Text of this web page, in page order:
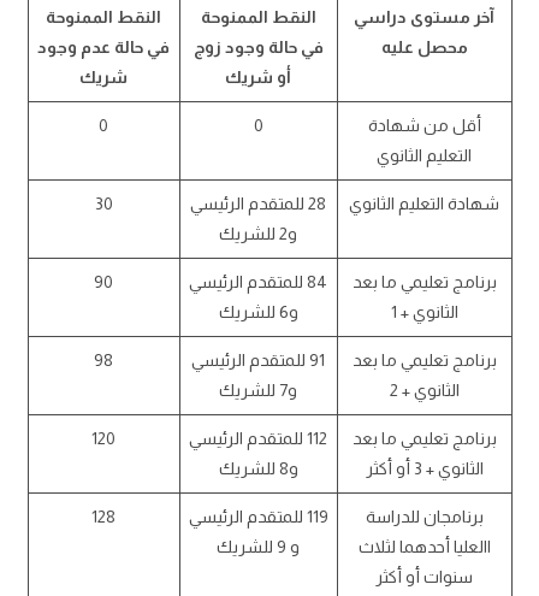
آخر مستوى دراسي
محصل عليه
النقط الممنوحة
في حالة وجود زوج
أو شريك
النقط الممنوحة
في حالة عدم وجود
شريك
أقل من شهادة
التعليم الثانوي
0
0
شهادة التعليم الثانوي
28 للمتقدم الرئيسي
و2 للشريك
30
برنامج تعليمي ما بعد
الثانوي + 1
84 للمتقدم الرئيسي
و6 للشريك
90
برنامج تعليمي ما بعد
الثانوي + 2
91 للمتقدم الرئيسي
و7 للشريك
98
برنامج تعليمي ما بعد
الثانوي + 3 أو أكثر
112 للمتقدم الرئيسي
و8 للشريك
120
برنامجان للدراسة
االعليا أحدهما لثلاث
سنوات أو أكثر
119 للمتقدم الرئيسي
و 9 للشريك
128